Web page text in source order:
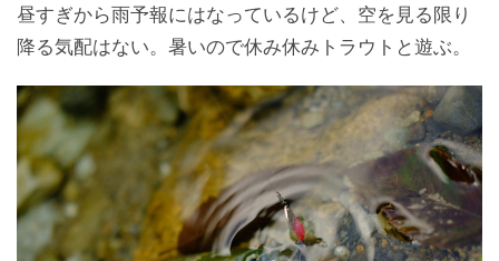
昼すぎから雨予報にはなっているけど、空を見る限り
降る気配はない。暑いので休み休みトラウトと遊ぶ。